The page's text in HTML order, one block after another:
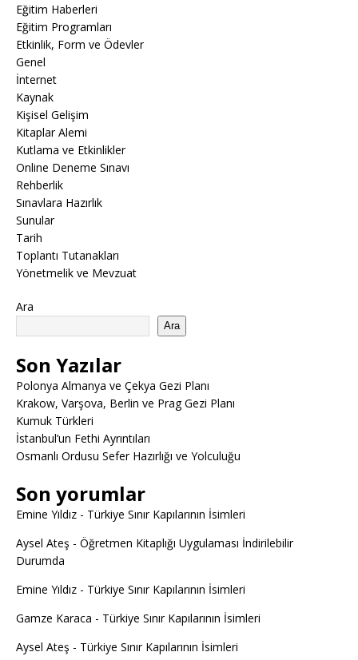
Eğitim Haberleri
Eğitim Programları
Etkinlik, Form ve Ödevler
Genel
İnternet
Kaynak
Kişisel Gelişim
Kitaplar Alemi
Kutlama ve Etkinlikler
Online Deneme Sınavı
Rehberlik
Sınavlara Hazırlık
Sunular
Tarih
Toplantı Tutanakları
Yönetmelik ve Mevzuat
Ara
Ara
Son Yazılar
Polonya Almanya ve Çekya Gezi Planı
Krakow, Varşova, Berlin ve Prag Gezi Planı
Kumuk Türkleri
İstanbul’un Fethi Ayrıntıları
Osmanlı Ordusu Sefer Hazırlığı ve Yolculuğu
Son yorumlar
Emine Yıldız - Türkiye Sınır Kapılarının İsimleri
Aysel Ateş - Öğretmen Kitaplığı Uygulaması İndirilebilir
Durumda
Emine Yıldız - Türkiye Sınır Kapılarının İsimleri
Gamze Karaca - Türkiye Sınır Kapılarının İsimleri
Aysel Ateş - Türkiye Sınır Kapılarının İsimleri